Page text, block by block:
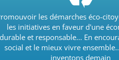
les démarches éco-
les initiatives en faveur d'une
durable et responsable... En
social et le mieux vivre
inventons demain